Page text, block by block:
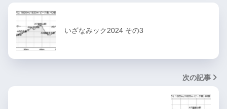
いざなみック2024 その3
次の記事